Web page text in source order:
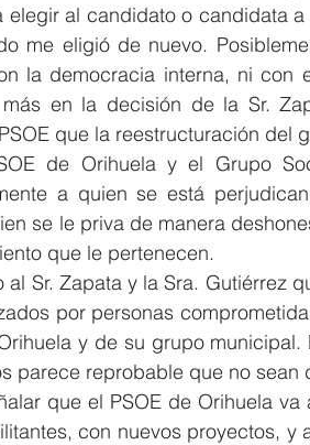
elegir al candidato o candidata
me eligió de nuevo.
la democracia interna, ni con
en la decisión de la Sr.
que la reestructuración del
de Orihuela y el Grupo
a quien se está
se le priva de manera
que le pertenecen.
al Sr. Zapata y la Sra. Gutiérrez
por personas
y de su grupo
parece reprobable que no sean
que el PSOE de Orihuela
con nuevos proyectos, y